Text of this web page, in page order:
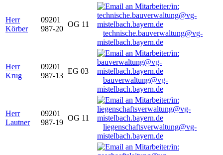
Herr
Körber
09201
987-20
OG 11
technische.bauverwaltung@vg-
mistelbach.bayern.de
Herr
Krug
09201
987-13
EG 03
bauverwaltung@vg-
mistelbach.bayern.de
Herr
Lautner
09201
987-19
OG 11
liegenschaftsverwaltung@vg-
mistelbach.bayern.de